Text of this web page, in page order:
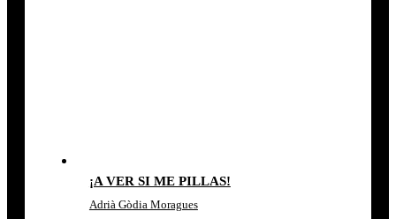
¡A VER SI ME PILLAS!
Adrià Gòdia Moragues